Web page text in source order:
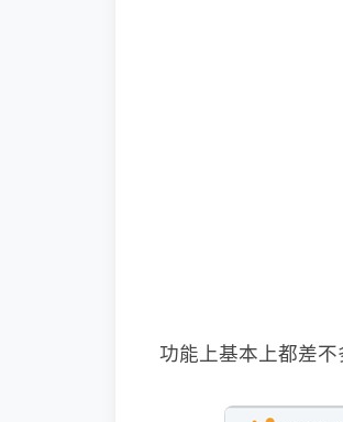
功能上基本上都差